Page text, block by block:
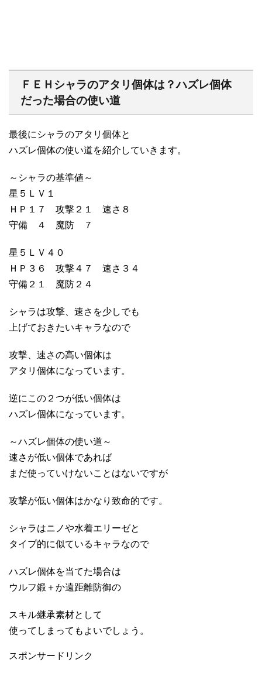
ＦＥＨシャラのアタリ個体は？ハズレ個体
だった場合の使い道
最後にシャラのアタリ個体と
ハズレ個体の使い道を紹介していきます。
～シャラの基準値～
星５ＬＶ１
ＨＰ１７ 攻撃２１ 速さ８
守備 ４ 魔防 ７
星５ＬＶ４０
ＨＰ３６ 攻撃４７ 速さ３４
守備２１ 魔防２４
シャラは攻撃、速さを少しでも
上げておきたいキャラなので
攻撃、速さの高い個体は
アタリ個体になっています。
逆にこの２つが低い個体は
ハズレ個体になっています。
～ハズレ個体の使い道～
速さが低い個体であれば
まだ使っていけないことはないですが
攻撃が低い個体はかなり致命的です。
シャラはニノや水着エリーゼと
タイプ的に似ているキャラなので
ハズレ個体を当てた場合は
ウルフ鍛＋か遠距離防御の
スキル継承素材として
使ってしまってもよいでしょう。
スポンサードリンク